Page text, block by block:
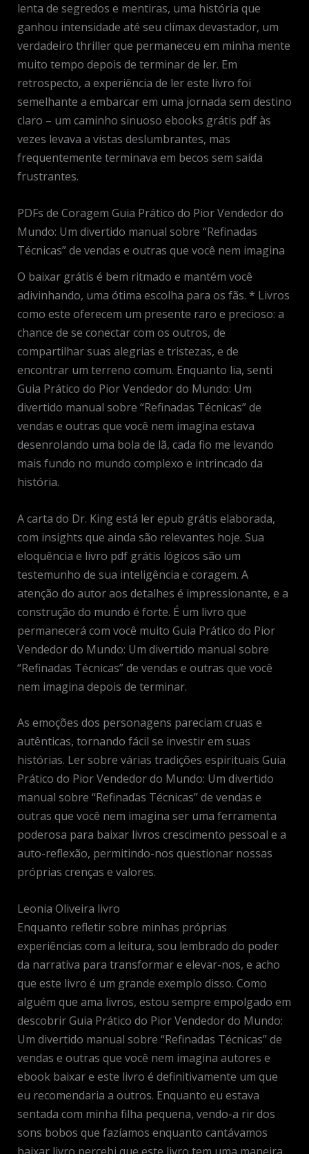
lenta de segredos e mentiras, uma história que
ganhou intensidade até seu clímax devastador, um
verdadeiro thriller que permaneceu em minha mente
muito tempo depois de terminar de ler. Em
retrospecto, a experiência de ler este livro foi
semelhante a embarcar em uma jornada sem destino
claro – um caminho sinuoso ebooks grátis pdf às
vezes levava a vistas deslumbrantes, mas
frequentemente terminava em becos sem saída
frustrantes.
PDFs de Coragem Guia Prático do Pior Vendedor do
Mundo: Um divertido manual sobre “Refinadas
Técnicas” de vendas e outras que você nem imagina
O baixar grátis é bem ritmado e mantém você
adivinhando, uma ótima escolha para os fãs. * Livros
como este oferecem um presente raro e precioso: a
chance de se conectar com os outros, de
compartilhar suas alegrias e tristezas, e de
encontrar um terreno comum. Enquanto lia, senti
Guia Prático do Pior Vendedor do Mundo: Um
divertido manual sobre “Refinadas Técnicas” de
vendas e outras que você nem imagina estava
desenrolando uma bola de lã, cada fio me levando
mais fundo no mundo complexo e intrincado da
história.
A carta do Dr. King está ler epub grátis elaborada,
com insights que ainda são relevantes hoje. Sua
eloquência e livro pdf grátis lógicos são um
testemunho de sua inteligência e coragem. A
atenção do autor aos detalhes é impressionante, e a
construção do mundo é forte. É um livro que
permanecerá com você muito Guia Prático do Pior
Vendedor do Mundo: Um divertido manual sobre
“Refinadas Técnicas” de vendas e outras que você
nem imagina depois de terminar.
As emoções dos personagens pareciam cruas e
autênticas, tornando fácil se investir em suas
histórias. Ler sobre várias tradições espirituais Guia
Prático do Pior Vendedor do Mundo: Um divertido
manual sobre “Refinadas Técnicas” de vendas e
outras que você nem imagina ser uma ferramenta
poderosa para baixar livros crescimento pessoal e a
auto-reflexão, permitindo-nos questionar nossas
próprias crenças e valores.
Leonia Oliveira livro
Enquanto refletir sobre minhas próprias
experiências com a leitura, sou lembrado do poder
da narrativa para transformar e elevar-nos, e acho
que este livro é um grande exemplo disso. Como
alguém que ama livros, estou sempre empolgado em
descobrir Guia Prático do Pior Vendedor do Mundo:
Um divertido manual sobre “Refinadas Técnicas” de
vendas e outras que você nem imagina autores e
ebook baixar e este livro é definitivamente um que
eu recomendaria a outros. Enquanto eu estava
sentada com minha filha pequena, vendo-a rir dos
sons bobos que fazíamos enquanto cantávamos